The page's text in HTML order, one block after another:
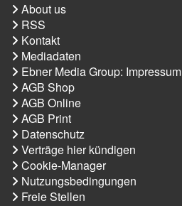
About us
RSS
Kontakt
Mediadaten
Ebner Media Group: Impressum
AGB Shop
AGB Online
AGB Print
Datenschutz
Verträge hier kündigen
Cookie-Manager
Nutzungsbedingungen
Freie Stellen